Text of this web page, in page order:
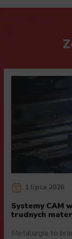
1 lipca 2026
Systemy CAM
trudnych
Metalurgia to